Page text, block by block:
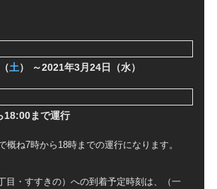
土） ～2021年3月24日（水）
18:00まで運行
概ね7時から18時までの運行になります。
目・すすきの）への到着予定時刻は、（一